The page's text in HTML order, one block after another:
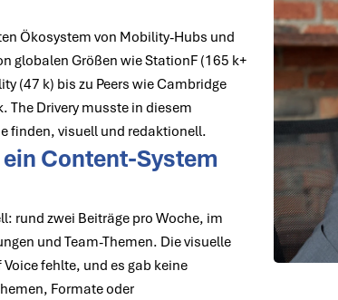
Ökosystem von Mobility-Hubs und
globalen Größen wie StationF (165 k+
(47 k) bis zu Peers wie Cambridge
The Drivery musste in diesem
finden, visuell und redaktionell.
ein Content-System
rund zwei Beiträge pro Woche, im
und Team-Themen. Die visuelle
fehlte, und es gab keine
Formate oder